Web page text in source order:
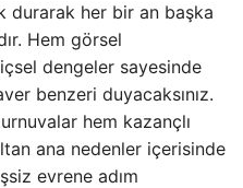
durarak her bir an başka
Hem görsel
dengeler sayesinde
benzeri duyacaksınız.
hem kazançlı
ana nedenler içerisinde
evrene adım